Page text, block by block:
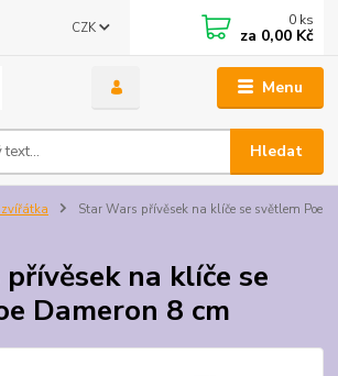
Menu
CZK
Hledat
0 ks
za 0,00 Kč
Star Wars přívěsek na klíče se světlem Poe
na klíče se
Dameron 8 cm